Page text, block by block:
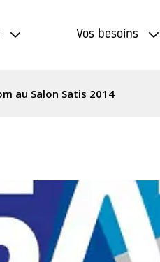
Vos besoins
au Salon Satis 2014